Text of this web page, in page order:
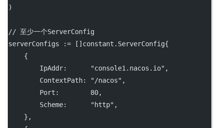
)
// 至少一个ServerConfig
serverConfigs
:= []constant.ServerConfig{
    {
        IpAddr:
"console1.nacos.io" ,
        ContextPath:
"/nacos" ,
        Port:
80,
        Scheme:
"http" ,
    },